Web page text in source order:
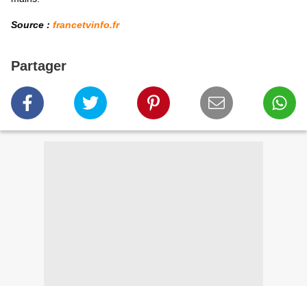
Source : francetvinfo.fr
Partager